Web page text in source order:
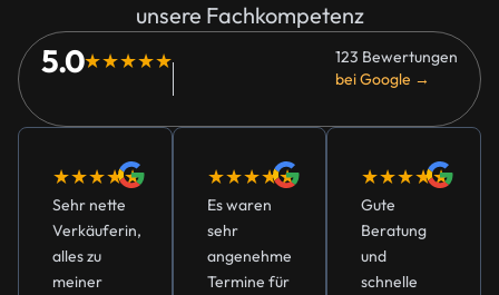
unsere Fachkompetenz
5.0★★★★★
123 Bewertungen
bei Google →
★★★★★
Sehr nette
Verkäuferin,
alles zu
meiner
★★★★★
Es waren
sehr
angenehme
Termine für
★★★★★
Gute
Beratung
und
schnelle